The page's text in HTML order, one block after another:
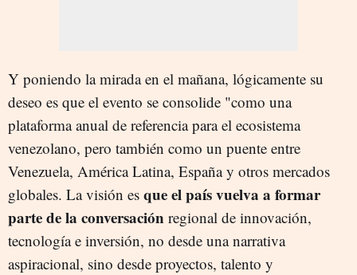
Y poniendo la mirada en el mañana, lógicamente su
deseo es que el evento se consolide "como una
plataforma anual de referencia para el ecosistema
venezolano, pero también como un puente entre
Venezuela, América Latina, España y otros mercados
globales. La visión es que el país vuelva a formar
parte de la conversación regional de innovación,
tecnología e inversión, no desde una narrativa
aspiracional, sino desde proyectos, talento y